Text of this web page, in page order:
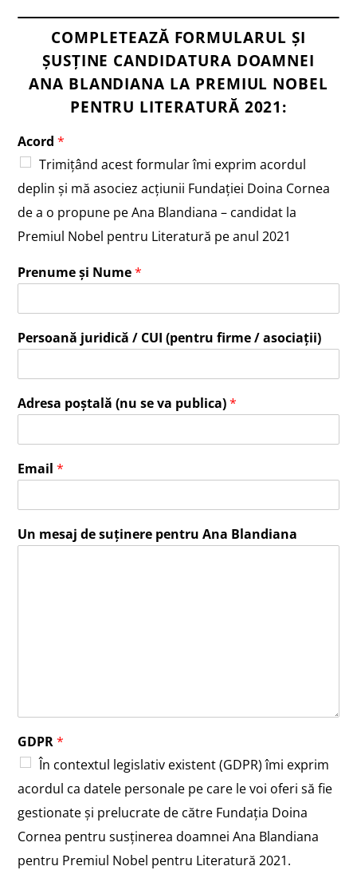
COMPLETEAZĂ FORMULARUL ȘI
ȘUSŢINE CANDIDATURA DOAMNEI
ANA BLANDIANA LA PREMIUL NOBEL
PENTRU LITERATURĂ 2021:
Acord*
Trimiţând acest formular îmi exprim acordul
deplin şi mă asociez acţiunii Fundaţiei Doina Cornea
de a o propune pe Ana Blandiana – candidat la
Premiul Nobel pentru Literatură pe anul 2021
Prenume și Nume*
Persoană juridică / CUI (pentru firme / asociații)
Adresa poștală (nu se va publica)*
Email*
Un mesaj de suținere pentru Ana Blandiana
GDPR*
În contextul legislativ existent (GDPR) îmi exprim
acordul ca datele personale pe care le voi oferi să fie
gestionate și prelucrate de către Fundația Doina
Cornea pentru susținerea doamnei Ana Blandiana
pentru Premiul Nobel pentru Literatură 2021.